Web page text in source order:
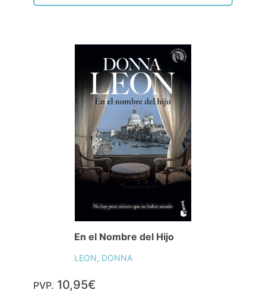
En el Nombre del Hijo
LEON, DONNA
PVP. 10,95€